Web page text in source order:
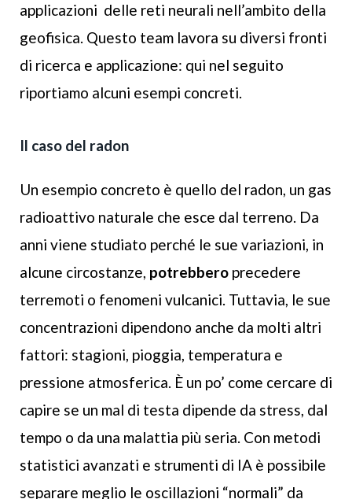
applicazioni delle reti neurali nell’ambito della
geofisica. Questo team lavora su diversi fronti
di ricerca e applicazione: qui nel seguito
riportiamo alcuni esempi concreti.
Il caso del radon
Un esempio concreto è quello del radon, un gas
radioattivo naturale che esce dal terreno. Da
anni viene studiato perché le sue variazioni, in
alcune circostanze, potrebbero precedere
terremoti o fenomeni vulcanici. Tuttavia, le sue
concentrazioni dipendono anche da molti altri
fattori: stagioni, pioggia, temperatura e
pressione atmosferica. È un po’ come cercare di
capire se un mal di testa dipende da stress, dal
tempo o da una malattia più seria. Con metodi
statistici avanzati e strumenti di IA è possibile
separare meglio le oscillazioni “normali” da